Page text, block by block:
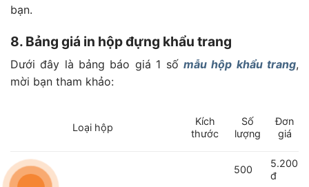
bạn.
8. Bảng giá in hộp đựng khẩu trang
Dưới đây là bảng báo giá 1 số mẫu hộp khẩu trang,
mời bạn tham khảo:
Loại hộp
Kích
thước
Số
lượng
Đơn
giá
500
5.200
đ